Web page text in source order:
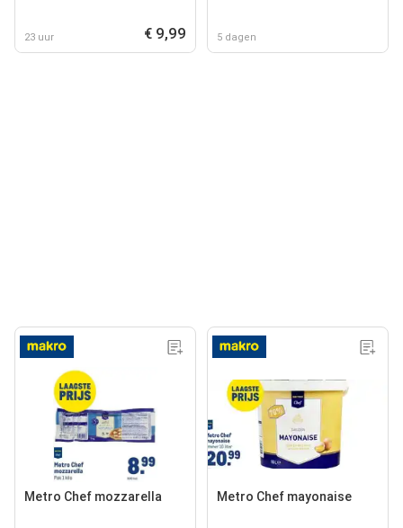
23 uur € 9,99 5 dagen
Metro Chef mozzarella Metro Chef mayonaise